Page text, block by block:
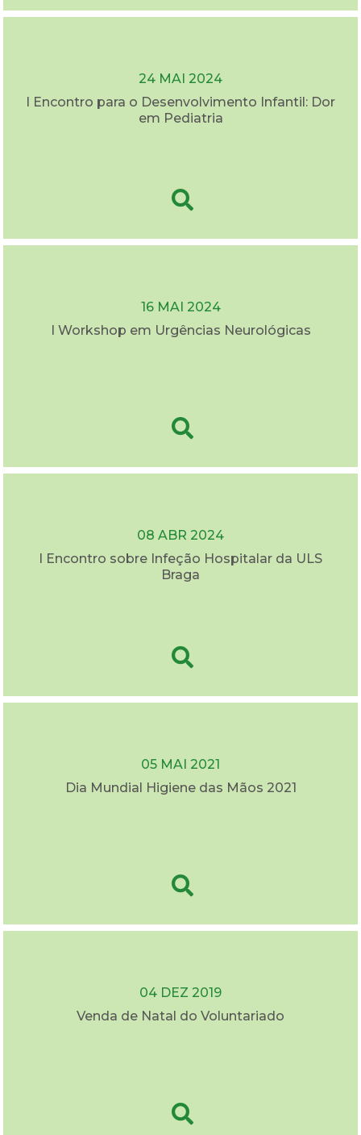
24 MAI 2024
I Encontro para o Desenvolvimento Infantil: Dor
em Pediatria
16 MAI 2024
I Workshop em Urgências Neurológicas
08 ABR 2024
I Encontro sobre Infeção Hospitalar da ULS
Braga
05 MAI 2021
Dia Mundial Higiene das Mãos 2021
04 DEZ 2019
Venda de Natal do Voluntariado